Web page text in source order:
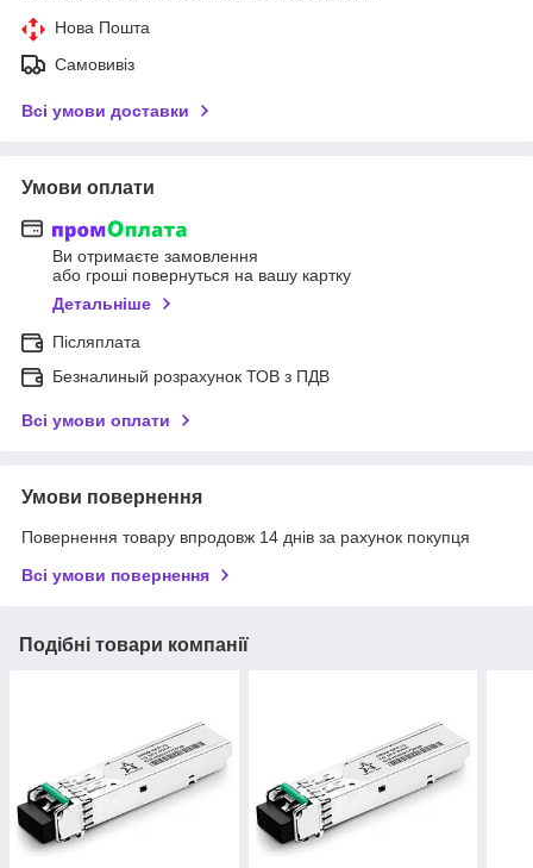
Нова Пошта
Самовивіз
Всі умови доставки
Умови оплати
Ви отримаєте замовлення
або гроші повернуться на вашу картку
Детальніше
Післяплата
Безналиный розрахунок ТОВ з ПДВ
Всі умови оплати
Умови повернення
Повернення товару впродовж 14 днів за рахунок покупця
Всі умови повернення
Подібні товари компанії